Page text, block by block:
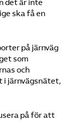
det är inte
ska få en
på järnväg
som
och
i järnvägsnätet,
på för att